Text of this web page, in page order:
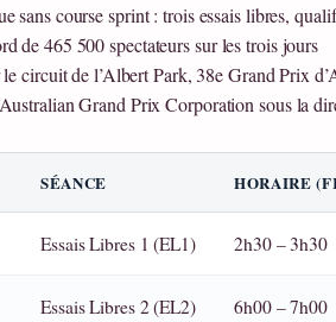
sans course sprint : trois essais libres,
de 465 500 spectateurs sur les trois jours
circuit de l’Albert Park, 38e Grand Prix
Grand Prix Corporation sous la
SÉANCE HORAIRE
Essais Libres 1 (EL1) 2h30 – 3h30
Essais Libres 2 (EL2) 6h00 – 7h00